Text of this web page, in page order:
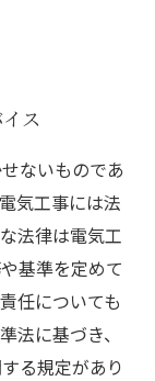
ス
ないものであ
気工事には法
法律は電気工
基準を定めて
任についても
法に基づき、
る規定があり